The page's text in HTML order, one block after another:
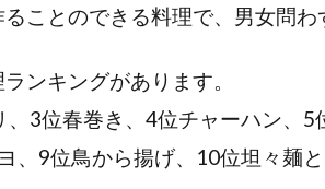
ことのできる料理で、男女問わ
ンキングがあります。
、3位春巻き、4位チャーハン、
、9位鳥から揚げ、10位坦々麺と